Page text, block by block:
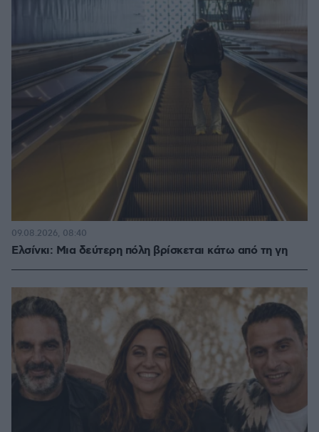
Ελσίνκι: Mια δεύτερη πόλη βρίσκεται κάτω από τη γη
09.08.2026, 08:40